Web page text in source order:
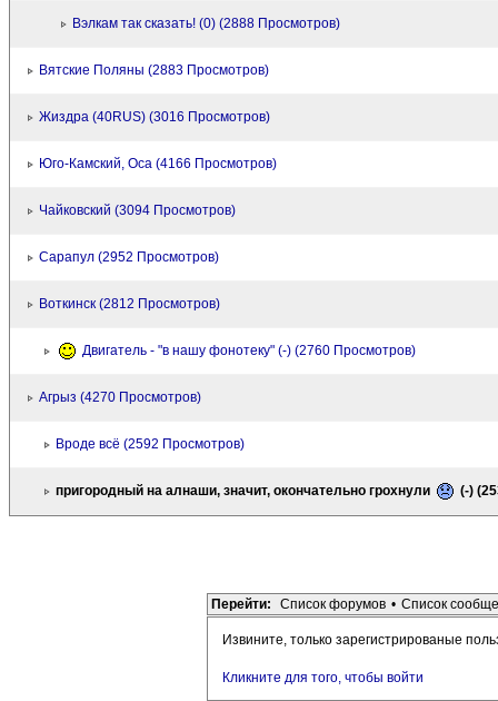
Вэлкам так сказать! (0) (2888 Просмотров)
Вятские Поляны (2883 Просмотров)
Жиздра (40RUS) (3016 Просмотров)
Юго-Камский, Оса (4166 Просмотров)
Чайковский (3094 Просмотров)
Сарапул (2952 Просмотров)
Воткинск (2812 Просмотров)
Двигатель - "в нашу фонотеку" (-) (2760 Просмотров)
Агрыз (4270 Просмотров)
Вроде всё (2592 Просмотров)
пригородный на алнаши, значит, окончательно грохнули (-)
Перейти: Список форумов • Список
Извините, только зарегистрированые
Кликните для того, чтобы войти